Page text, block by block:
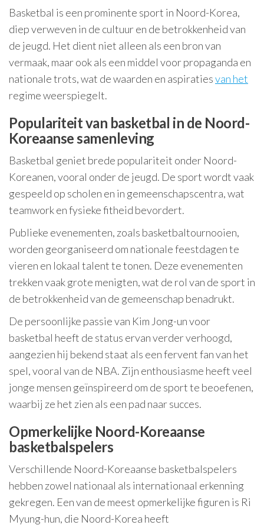
Basketbal is een prominente sport in Noord-Korea,
diep verweven in de cultuur en de betrokkenheid van
de jeugd. Het dient niet alleen als een bron van
vermaak, maar ook als een middel voor propaganda en
nationale trots, wat de waarden en aspiratiesvan het
regime weerspiegelt.
Populariteit van basketbal in de Noord-
Koreaanse samenleving
Basketbal geniet brede populariteit onder Noord-
Koreanen, vooral onder de jeugd. De sport wordt vaak
gespeeld op scholen en in gemeenschapscentra, wat
teamwork en fysieke fitheid bevordert.
Publieke evenementen, zoals basketbaltournooien,
worden georganiseerd om nationale feestdagen te
vieren en lokaal talent te tonen. Deze evenementen
trekken vaak grote menigten, wat de rol van de sport in
de betrokkenheid van de gemeenschap benadrukt.
De persoonlijke passie van Kim Jong-un voor
basketbal heeft de status ervan verder verhoogd,
aangezien hij bekend staat als een fervent fan van het
spel, vooral van de NBA. Zijn enthousiasme heeft veel
jonge mensen geïnspireerd om de sport te beoefenen,
waarbij ze het zien als een pad naar succes.
Opmerkelijke Noord-Koreaanse
basketbalspelers
Verschillende Noord-Koreaanse basketbalspelers
hebben zowel nationaal als internationaal erkenning
gekregen. Een van de meest opmerkelijke figuren is Ri
Myung-hun, die Noord-Korea heeft